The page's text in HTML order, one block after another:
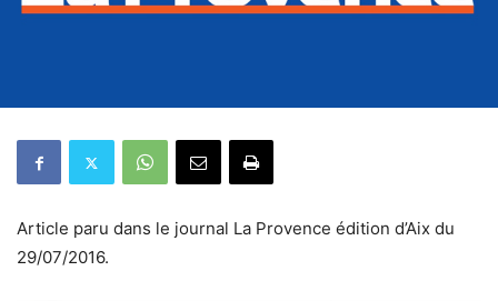
Article paru dans le journal La Provence édition d’Aix du
29/07/2016.